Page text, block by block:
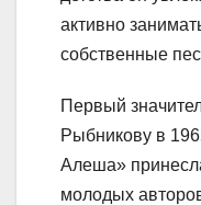
активно
собственные
Первый
Рыбникову в
Алеша»
молодых